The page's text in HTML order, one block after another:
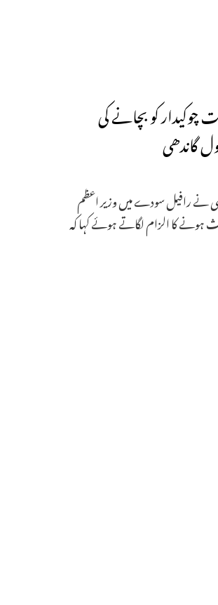
چوکیدار کو بچانے کی
گاندھی
نے رافیل سودے میں وزیر اعظم
کا الزام لگاتے ہوئے کہا کہ